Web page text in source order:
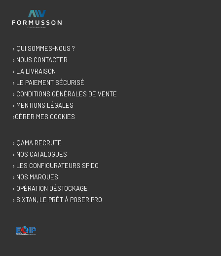
› QUI SOMMES-NOUS ?
› NOUS CONTACTER
› LA LIVRAISON
› LE PAIEMENT SÉCURISÉ
› CONDITIONS GÉNÉRALES DE VENTE
› MENTIONS LÉGALES
›GÉRER MES COOKIES
› QAMA RECRUTE
› NOS CATALOGUES
› LES CONFIGURATEURS SPIDO
› NOS MARQUES
› OPÉRATION DÉSTOCKAGE
› SIXTAN, LE PRÊT À POSER PRO